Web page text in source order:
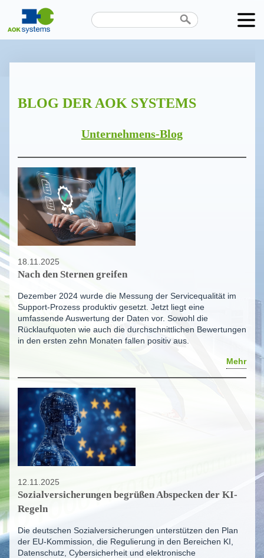
BLOG DER AOK SYSTEMS
Unternehmens-Blog
18.11.2025
Nach den Sternen greifen
Dezember 2024 wurde die Messung der Servicequalität im
Support-Prozess produktiv gesetzt. Jetzt liegt eine
umfassende Auswertung der Daten vor. Sowohl die
Rücklaufquoten wie auch die durchschnittlichen Bewertungen
in den ersten zehn Monaten fallen positiv aus.
Mehr
12.11.2025
Sozialversicherungen begrüßen Abspecken der KI-
Regeln
Die deutschen Sozialversicherungen unterstützen den Plan
der EU-Kommission, die Regulierung in den Bereichen KI,
Datenschutz, Cybersicherheit und elektronische
Karriere
Termine
Kontakt
Datenschutz